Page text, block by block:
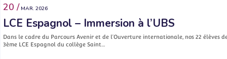
20 / MAR. 2026
LCE Espagnol – Immersion à l’UBS
Dans le cadre du Parcours Avenir et de l’Ouverture internationale, nos 22 élèves
3ème LCE Espagnol du collège Saint…